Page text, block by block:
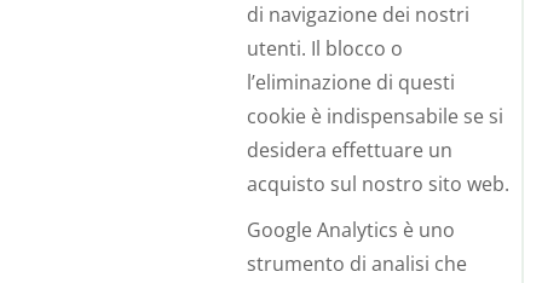
di navigazione dei nostri
utenti. Il blocco o
l’eliminazione di questi
cookie è indispensabile se si
desidera effettuare un
acquisto sul nostro sito web.
Google Analytics è uno
strumento di analisi che